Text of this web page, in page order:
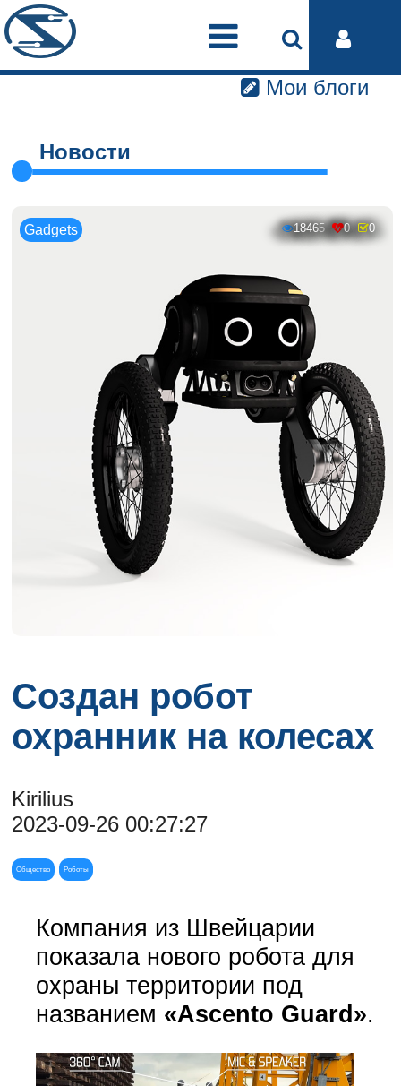
Мои блоги
Новости
Gadgets 18465 0 0
Создан робот
охранник на колесах
Kirilius
2023-09-26 00:27:27
Общество Роботы
Компания из Швейцарии
показала нового робота для
охраны территории под
названием «Ascento Guard».